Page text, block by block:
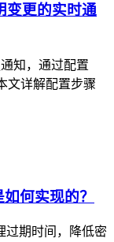
变更的实时通
知，通过配置
文详解配置步骤
何实现的？
过期时间，降低密